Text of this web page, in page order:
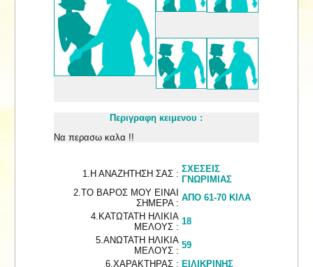
Περιγραφη κειμενου :
Να περασω καλα !!
1.Η ΑΝΑΖΗΤΗΣΗ ΣΑΣ : ΣΧΕΣΕΙΣ
ΓΝΩΡΙΜΙΑΣ
2.ΤΟ ΒΑΡΟΣ ΜΟΥ ΕΙΝΑΙ
ΣΗΜΕΡΑ :
ΑΠΟ 61-70 ΚΙΛΑ
4.ΚΑΤΩΤΑΤΗ ΗΛΙΚΙΑ
ΜΕΛΟΥΣ :
18
5.ΑΝΩΤΑΤΗ ΗΛΙΚΙΑ
ΜΕΛΟΥΣ :
59
6.ΧΑΡΑΚΤΗΡΑΣ : ΕΙΛΙΚΡΙΝΗΣ